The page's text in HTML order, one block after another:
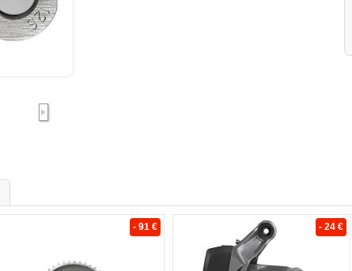
- 91 € - 24 €